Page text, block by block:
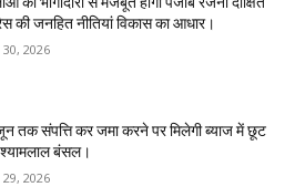
की जनहित नीतियां विकास का आधार।
30, 2026
तक संपत्ति कर जमा करने पर मिलेगी ब्याज में छूट
बंसल।
29, 2026